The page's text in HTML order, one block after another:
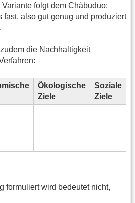
folgt dem Chàbuduō:
fast, also gut genug und produziert
.
die Nachhaltigkeit
Ökologische
Ziele
Soziale
Ziele
formuliert wird bedeutet nicht,